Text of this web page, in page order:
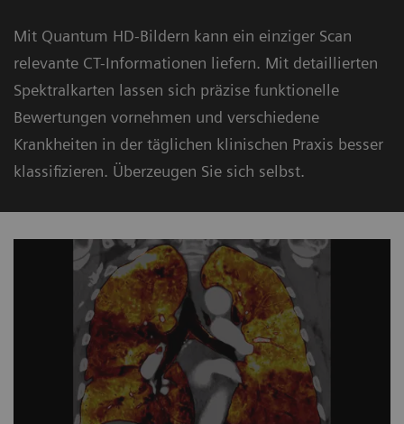
Mit Quantum HD-Bildern kann ein einziger Scan
relevante CT-Informationen liefern. Mit detaillierten
Spektralkarten lassen sich präzise funktionelle
Bewertungen vornehmen und verschiedene
Krankheiten in der täglichen klinischen Praxis besser
klassifizieren. Überzeugen Sie sich selbst.